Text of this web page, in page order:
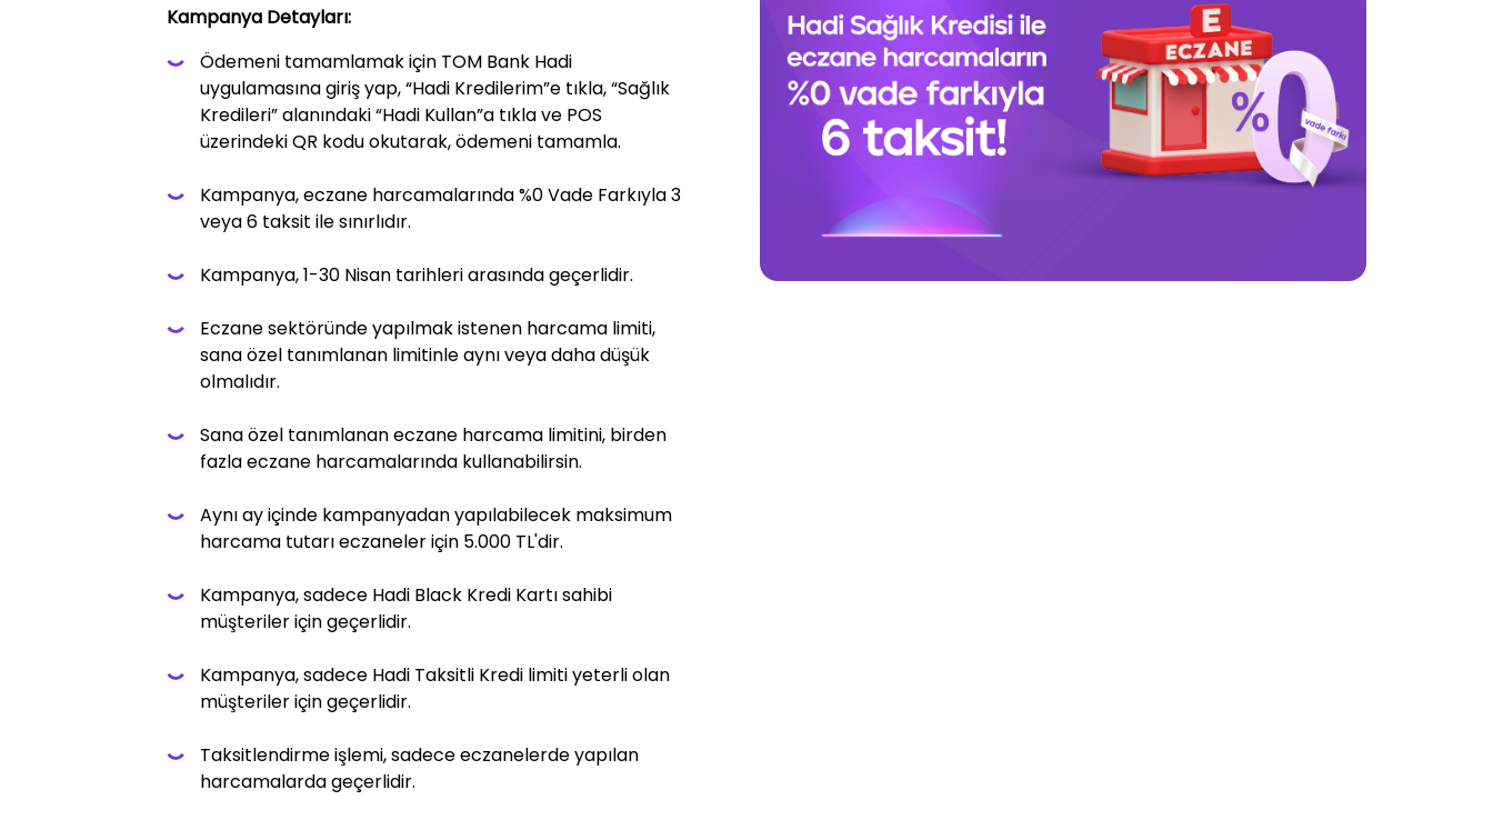
Kampanya Detayları:
Ödemeni tamamlamak için TOM Bank Hadi
uygulamasına giriş yap, “Hadi Kredilerim”e tıkla, “Sağlık
Kredileri” alanındaki “Hadi Kullan”a tıkla ve POS
üzerindeki QR kodu okutarak, ödemeni tamamla.
Kampanya, eczane harcamalarında %0 Vade Farkıyla 3
veya 6 taksit ile sınırlıdır.
Kampanya, 1-30 Nisan tarihleri arasında geçerlidir.
Eczane sektöründe yapılmak istenen harcama limiti,
sana özel tanımlanan limitinle aynı veya daha düşük
olmalıdır.
Sana özel tanımlanan eczane harcama limitini, birden
fazla eczane harcamalarında kullanabilirsin.
Aynı ay içinde kampanyadan yapılabilecek maksimum
harcama tutarı eczaneler için 5.000 TL'dir.
Kampanya, sadece Hadi Black Kredi Kartı sahibi
müşteriler için geçerlidir.
Kampanya, sadece Hadi Taksitli Kredi limiti yeterli olan
müşteriler için geçerlidir.
Taksitlendirme işlemi, sadece eczanelerde yapılan
harcamalarda geçerlidir.